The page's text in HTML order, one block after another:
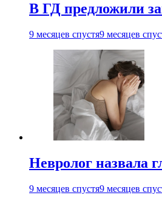
В ГД предложили
9 месяцев спустя9 месяцев
Невролог назвала
9 месяцев спустя9 месяцев